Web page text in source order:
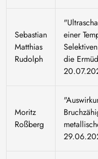
Sebastian
Matthias
Rudolph
einer
die
Moritz
Roßberg